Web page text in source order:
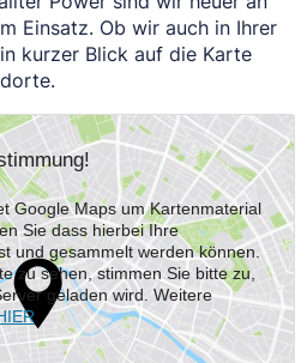
Einsatz. Ob wir auch in Ihrer
kurzer Blick auf die Karte
Google Maps um Kartenmaterial
Sie dass hierbei Ihre
und gesammelt werden können.
zu sehen, stimmen Sie bitte zu,
geladen wird. Weitere